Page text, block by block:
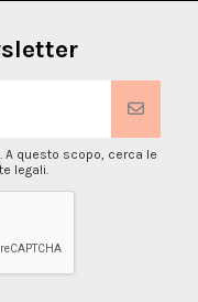
A questo scopo, cerca le
legali.